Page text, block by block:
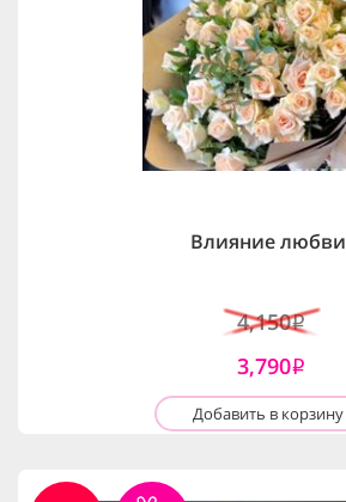
Влияние любви
4,150i
3,790i
Добавить в корзину